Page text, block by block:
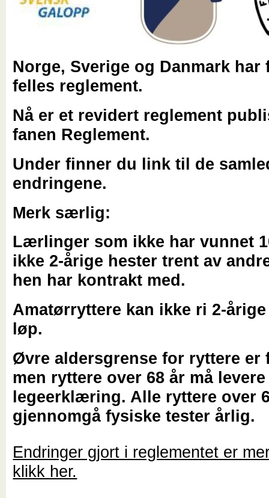
Norge, Sverige og Danmark har
felles reglement.
Nå er et revidert reglement
fanen Reglement.
Under finner du link til de
endringene.
Merk særlig:
Lærlinger som ikke har vunnet
ikke 2-årige hester trent av
hen har kontrakt med.
Amatørryttere kan ikke ri 2-
løp.
Øvre aldersgrense for ryttere er
men ryttere over 68 år må
legeerklæring. Alle ryttere over
gjennomgå fysiske tester årlig.
Endringer gjort i reglementet er
klikk her.